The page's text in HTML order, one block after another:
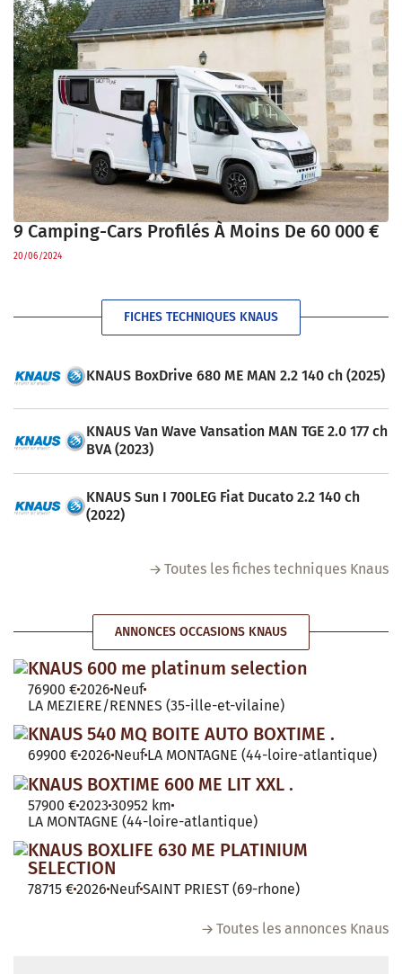
9 Camping-Cars Profilés À Moins De 60 000 €
20/06/2024
FICHES TECHNIQUES KNAUS
KNAUS BoxDrive 680 ME MAN 2.2 140 ch (2025)
KNAUS Van Wave Vansation MAN TGE 2.0 177 ch
BVA (2023)
KNAUS Sun I 700LEG Fiat Ducato 2.2 140 ch
(2022)
Toutes les fiches techniques Knaus
ANNONCES OCCASIONS KNAUS
KNAUS 600 me platinum selection
76900 €2026 Neuf
LA MEZIERE/RENNES (35-ille-et-vilaine)
KNAUS 540 MQ BOITE AUTO BOXTIME .
69900 €2026 Neuf LA MONTAGNE (44-loire-atlantique)
KNAUS BOXTIME 600 ME LIT XXL .
57900 €2023 30952 km
LA MONTAGNE (44-loire-atlantique)
KNAUS BOXLIFE 630 ME PLATINIUM
SELECTION
78715 €2026 NeufSAINT PRIEST (69-rhone)
Toutes les annonces Knaus